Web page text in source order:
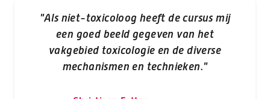
"Als niet-toxicoloog heeft de cursus mij
een goed beeld gegeven van het
vakgebied toxicologie en de diverse
mechanismen en technieken."